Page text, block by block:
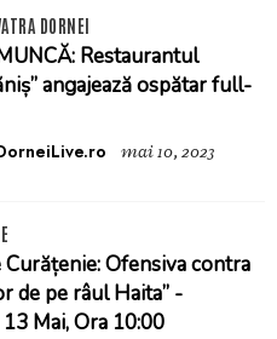
DORNEI
Restaurantul
angajează ospătar full-
mai 10, 2023
Curățenie: Ofensiva contra
de pe râul Haita” -
Mai, Ora 10:00